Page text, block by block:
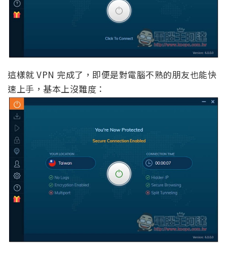
這樣就 VPN 完成了，即便是對電腦不熟的朋友也能快
速上手，基本上沒難度：